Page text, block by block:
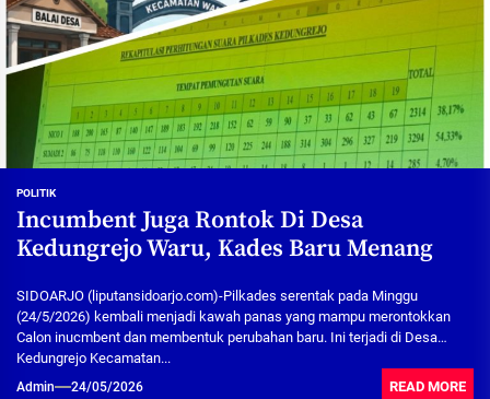
POLITIK
Incumbent Juga Rontok Di Desa
Kedungrejo Waru, Kades Baru Menang
SIDOARJO (liputansidoarjo.com)-Pilkades serentak pada Minggu
(24/5/2026) kembali menjadi kawah panas yang mampu merontokkan
Calon inucmbent dan membentuk perubahan baru. Ini terjadi di Desa
Kedungrejo Kecamatan...
Admin 24/05/2026 READ MORE